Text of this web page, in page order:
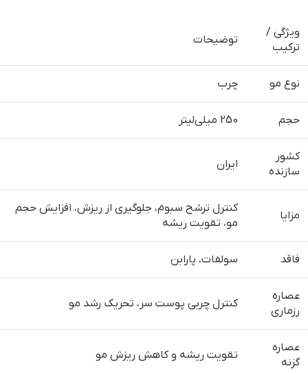
ویژگی /
ترکیب
توضیحات
نوع مو چرب
حجم 250 میلی‌لیتر
کشور
سازنده
ایران
مزایا
کنترل ترشح سبوم، جلوگیری از ریزش، افزایش حجم
مو، تقویت ریشه
فاقد سولفات، پارابن
عصاره
رزماری
کنترل چربی پوست سر، تحریک رشد مو
عصاره
گزنه
تقویت ریشه و کاهش ریزش مو